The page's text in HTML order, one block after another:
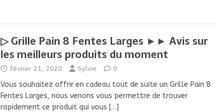
▷ Grille Pain 8 Fentes Larges ►► Avis sur
les meilleurs produits du moment
février 21, 2020 Sylvie 0
Vous souhaitez offrir en cadeau tout de suite un Grille Pain 8
Fentes Larges, nous venons vous permettre de trouver
rapidement ce produit qui vous […]